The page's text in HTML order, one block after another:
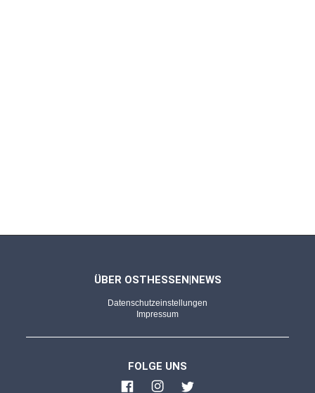
ÜBER OSTHESSEN|NEWS
Datenschutzeinstellungen
Impressum
FOLGE UNS